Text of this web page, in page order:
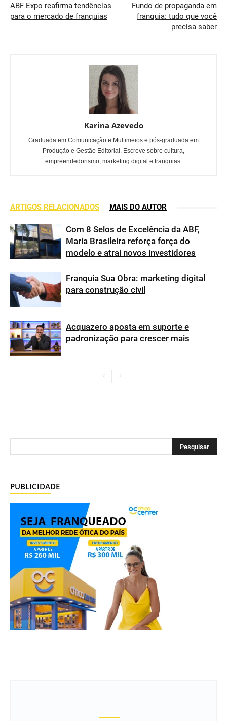
ABF Expo reafirma tendências
para o mercado de franquias
Fundo de propaganda em
franquia: tudo que você
precisa saber
Karina Azevedo
Graduada em Comunicação e Multimeios e pós-graduada em
Produção e Gestão Editorial. Escreve sobre cultura,
empreendedorismo, marketing digital e franquias.
ARTIGOS RELACIONADOS MAIS DO AUTOR
Com 8 Selos de Excelência da ABF,
Maria Brasileira reforça força do
modelo e atrai novos investidores
Franquia Sua Obra: marketing digital
para construção civil
Acquazero aposta em suporte e
padronização para crescer mais
PUBLICIDADE